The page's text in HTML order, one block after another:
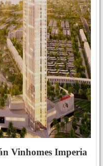
Vinhomes Imperia